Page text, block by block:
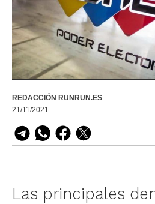
REDACCIÓN RUNRUN.ES
21/11/2021
Las principales